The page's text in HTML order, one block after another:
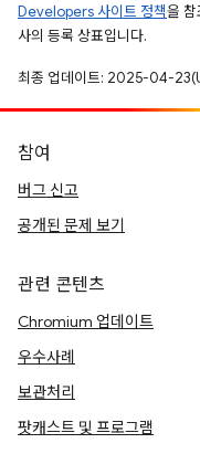
Developers 사이트 정책을
사의 등록 상표입니다.
최종 업데이트: 2025-04-
참여
버그 신고
공개된 문제 보기
관련 콘텐츠
Chromium 업데이트
우수사례
보관처리
팟캐스트 및 프로그램